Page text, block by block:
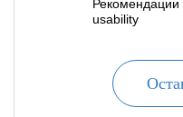
usability